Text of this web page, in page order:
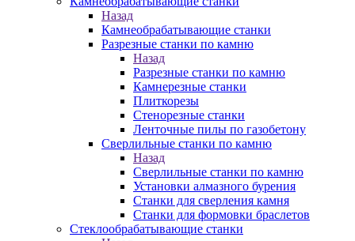
Назад
Камнеобрабатывающие станки
Разрезные станки по камню
Назад
Разрезные станки по камню
Камнерезные станки
Плиткорезы
Стенорезные станки
Ленточные пилы по газобетону
Сверлильные станки по камню
Назад
Сверлильные станки по камню
Установки алмазного бурения
Станки для сверления камня
Станки для формовки браслетов
Стеклообрабатывающие станки